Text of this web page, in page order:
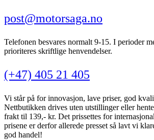
post@motorsaga.no
Telefonen besvares normalt 9-15. I perioder
prioriteres skriftlige henvendelser.
(+47) 405 21 405
Vi står på for innovasjon, lave priser, god
Nettbutikken drives uten utstillinger eller
frakt til 139,- kr. Det prissettes for
prisene er derfor allerede presset så lavt vi
god handel!